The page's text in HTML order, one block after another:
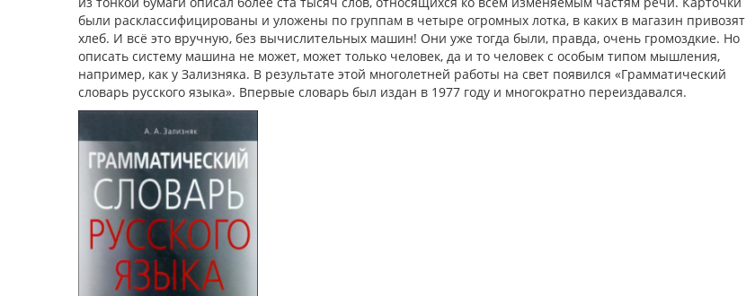
были расклассифицированы и уложены по группам в четыре огромных лотка, в каких в магазин привозят
хлеб. И всё это вручную, без вычислительных машин! Они уже тогда были, правда, очень громоздкие. Но
описать систему машина не может, может только человек, да и то человек с особым типом мышления,
например, как у Зализняка. В результате этой многолетней работы на свет появился «Грамматический
словарь русского языка». Впервые словарь был издан в 1977 году и многократно переиздавался.